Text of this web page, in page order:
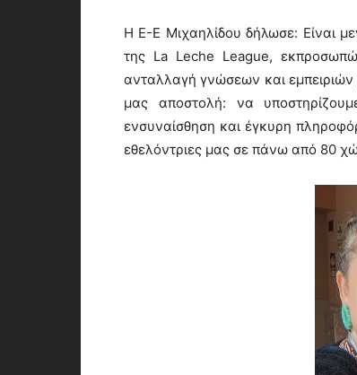
Η Ε-Ε Μιχαηλίδου δήλωσε: Είναι
της La Leche League,
ανταλλαγή γνώσεων και εμπειριών
μας αποστολή: να
ενσυναίσθηση και έγκυρη
εθελόντριες μας σε πάνω από 80